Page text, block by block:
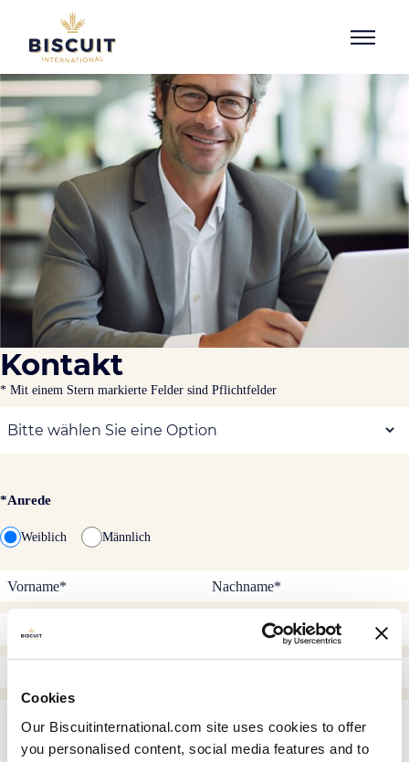
Cookies
Our Biscuitinternational.com site uses cookies to offer
you personalised content, social media features and to
Aller au contenu
Kontakt
* Mit einem Stern markierte Felder sind Pflichtfelder
*Anrede
Weiblich Männlich